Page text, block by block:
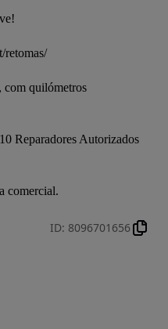
comercial.
ID: 8096701656